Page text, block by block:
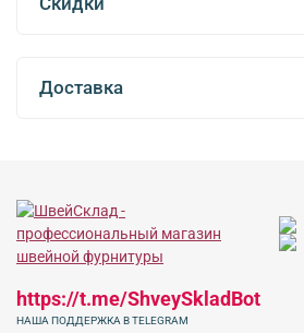
Доставка
https://t.me/ShveySkladBot
НАША ПОДДЕРЖКА В TELEGRAM